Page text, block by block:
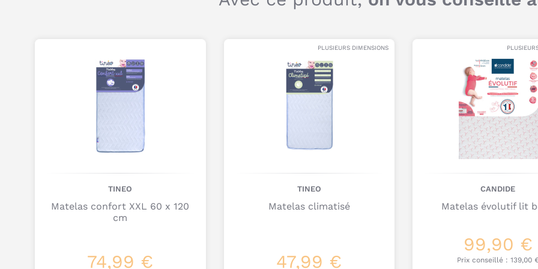
TINEO
Matelas confort XXL 60 x 120
cm
74,99 €
PLUSIEURS DIMENSIONS
TINEO
Matelas climatisé
47,99 €
CANDIDE
Matelas évolutif lit
99,90 €
Prix conseillé : 139,00